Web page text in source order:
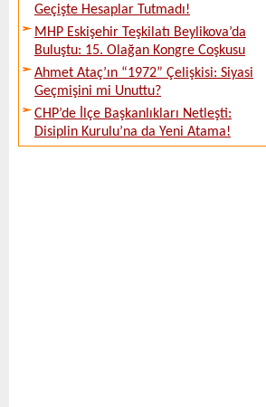
Geçişte Hesaplar Tutmadı!
MHP Eskişehir Teşkilatı Beylikova’da
Buluştu: 15. Olağan Kongre Coşkusu
Ahmet Ataç’ın “1972” Çelişkisi: Siyasi
Geçmişini mi Unuttu?
CHP’de İlçe Başkanlıkları Netleşti:
Disiplin Kurulu’na da Yeni Atama!